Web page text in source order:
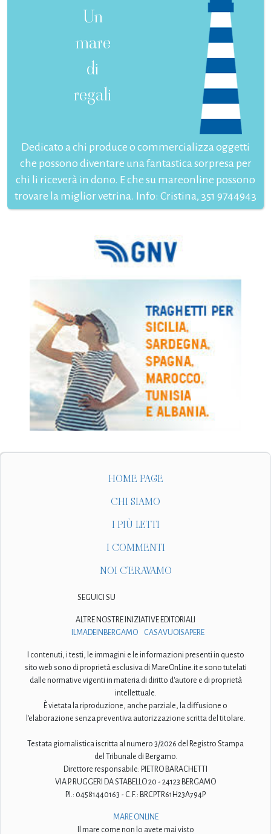
Un
mare
di
regali
Dedicato a chi produce o commercializza oggetti
che possono diventare una fantastica sorpresa per
chi li riceverà in dono. E che su mareonline possono
trovare la miglior vetrina. Info: Cristina, 351 9744943
HOME PAGE
CHI SIAMO
I PIÙ LETTI
I COMMENTI
NOI C'ERAVAMO
SEGUICI SU
ALTRE NOSTRE INIZIATIVE EDITORIALI
ILMADEINBERGAMO
CASAVUOISAPERE
I contenuti, i testi, le immagini e le informazioni presenti in questo
sito web sono di proprietà esclusiva di MareOnLine.it e sono tutelati
dalle normative vigenti in materia di diritto d'autore e di proprietà
intellettuale.
È vietata la riproduzione, anche parziale, la diffusione o
l'elaborazione senza preventiva autorizzazione scritta del titolare.
Testata giornalistica iscritta al numero 3/2026 del Registro Stampa
del Tribunale di Bergamo.
Direttore responsabile: PIETRO BARACHETTI
VIA P. RUGGERI DA STABELLO 20 - 24123 BERGAMO
P.I.: 04581440163 - C.F.: BRCPTR61H23A794P
MARE ONLINE
Il mare come non lo avete mai visto